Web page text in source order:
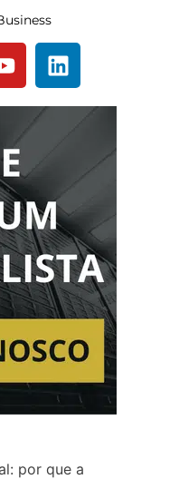
por que a